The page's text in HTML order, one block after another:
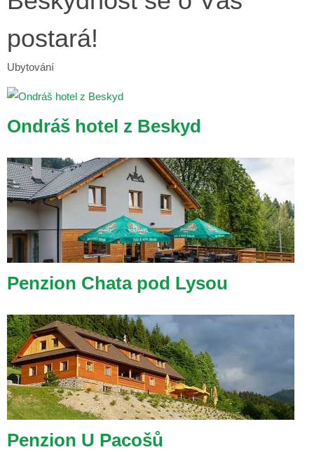
postará!
Ubytování
Ondráš hotel z Beskyd
Penzion Chata pod Lysou
Penzion U Pacošů